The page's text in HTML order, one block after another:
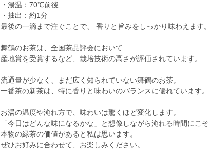
・湯温：70℃前後
・抽出：約1分
最後の一滴まで注ぐことで、 香りと旨みをしっかり味わえます。
舞鶴のお茶は、全国茶品評会において
産地賞を受賞するなど、栽培技術の高さが評価されています。
流通量が少なく、まだ広く知られていない舞鶴のお茶。
一番茶の新茶は、特に香りと味わいのバランスに優れています。
お湯の温度や淹れ方で、味わいは驚くほど変化します。
「今日はどんな味になるかな」と想像しながら淹れる時間にこそ
本物の緑茶の価値があると私は思います。
ぜひお好みに合わせて、お楽しみください。